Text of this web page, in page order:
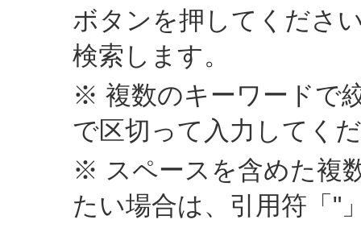
ボタンを押してくださ
検索します。
※ 複数のキーワードで
で区切って入力してく
※ スペースを含めた複
たい場合は、引用符「"